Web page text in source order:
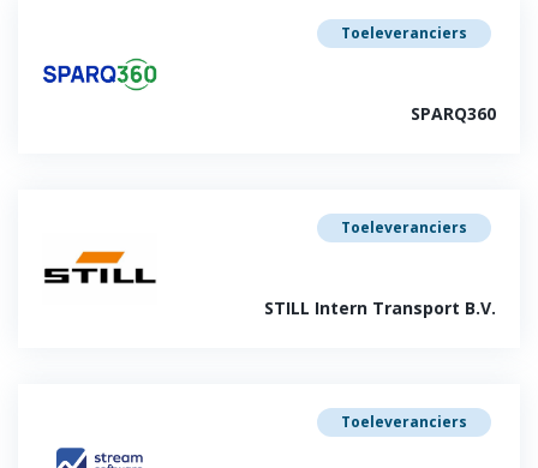
Toeleveranciers
SPARQ360
Toeleveranciers
STILL Intern Transport B.V.
Toeleveranciers